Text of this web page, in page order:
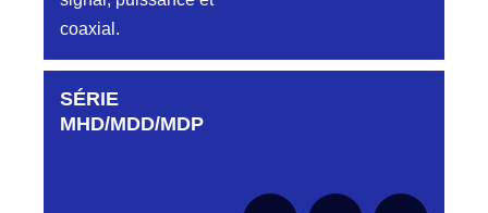
coaxial.
Aucune pièce disponible pour cette série pour
le moment
SÉRIE
MHD/MDD/MDP